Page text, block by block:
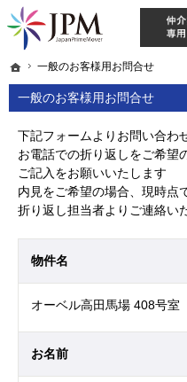
ホーム
一般のお客様用お問合せ
一般のお客様用お問合せ
東京・神奈川・埼玉・千葉のリノベ
【物件買取強化中！】リノベーション
下記フォームよりお問い合わ
お電話での折り返しをご希望
ご記入をお願いいたします
内見をご希望の場合、現時点
折り返し担当者よりご連絡い
物件名
オーベル高田馬場 408号室
お名前
ホーム
一般のお客様用お問合せ